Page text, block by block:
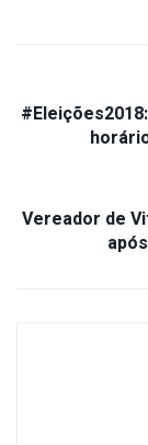
Vereador de